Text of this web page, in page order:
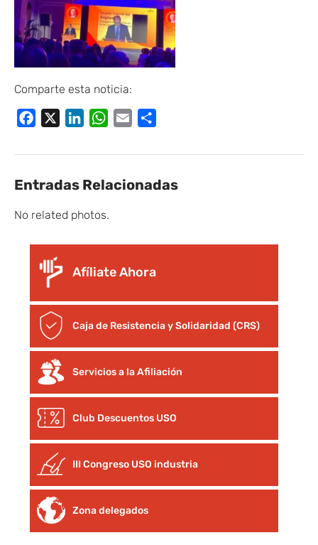
Comparte esta noticia:
Facebook LinkedInWhatsApp
Email
Entradas Relacionadas
No related photos.
Afíliate Ahora
Caja de Resistencia y Solidaridad (CRS)
Servicios a la Afiliación
Club Descuentos USO
III Congreso USO industria
Zona delegados